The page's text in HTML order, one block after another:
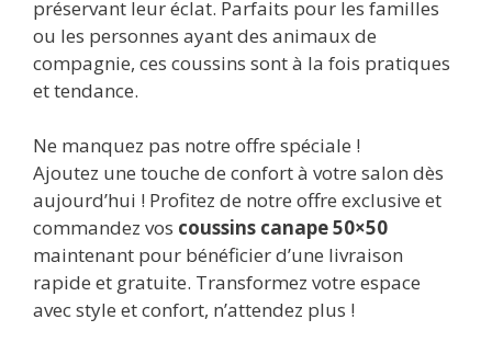
préservant leur éclat. Parfaits pour les familles
ou les personnes ayant des animaux de
compagnie, ces coussins sont à la fois pratiques
et tendance.
Ne manquez pas notre offre spéciale !
Ajoutez une touche de confort à votre salon dès
aujourd’hui ! Profitez de notre offre exclusive et
commandez vos coussins canape 50×50
maintenant pour bénéficier d’une livraison
rapide et gratuite. Transformez votre espace
avec style et confort, n’attendez plus !